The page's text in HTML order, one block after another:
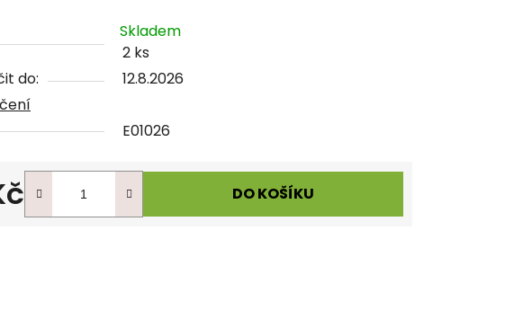
Skladem
2 ks
do:
12.8.2026
E01026
DO KOŠÍKU